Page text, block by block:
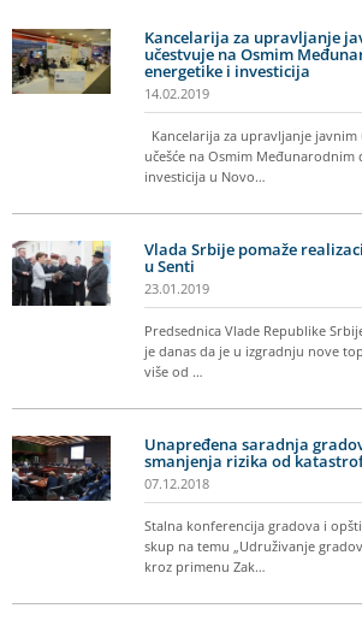
Kancelarija za upravljanje
učestvuje na Osmim
energetike i investicija
14.02.2019
Kancelarija za upravljanje javnim
učešće na Osmim Međunarodnim
investicija u Novo…
Vlada Srbije pomaže
u Senti
23.01.2019
Predsednica Vlade Republike
je danas da je u izgradnju nove
više od …
Unapređena saradnja
smanjenja rizika od
07.12.2018
Stalna konferencija gradova i
skup na temu „Udruživanje
kroz primenu Zak…